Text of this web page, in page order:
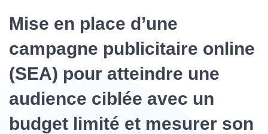
Mise en place d’une
campagne publicitaire online
(SEA) pour atteindre une
audience ciblée avec un
budget limité et mesurer son